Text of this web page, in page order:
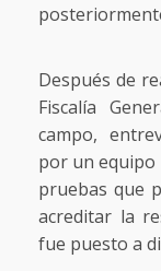
Después de
Fiscalía
campo,
por un
pruebas que
acreditar la
fue puesto a